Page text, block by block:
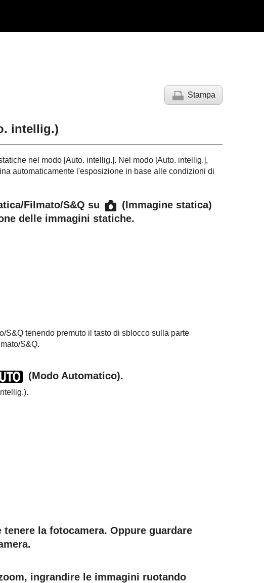
Stampa
intellig.)
nel modo [Auto. intellig.]. Nel modo [Auto. intellig.],
automaticamente l'esposizione in base alle condizioni di
Filmato/S&Q su
(Immagine statica)
delle immagini statiche.
S&Q tenendo premuto il tasto di sblocco sulla parte
S&Q.
(Modo Automatico).
).
la fotocamera. Oppure guardare
ingrandire le immagini ruotando